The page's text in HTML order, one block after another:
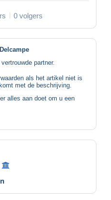
0 volgers
partner.
als het artikel niet is
met de beschrijving.
alles aan doet om u een